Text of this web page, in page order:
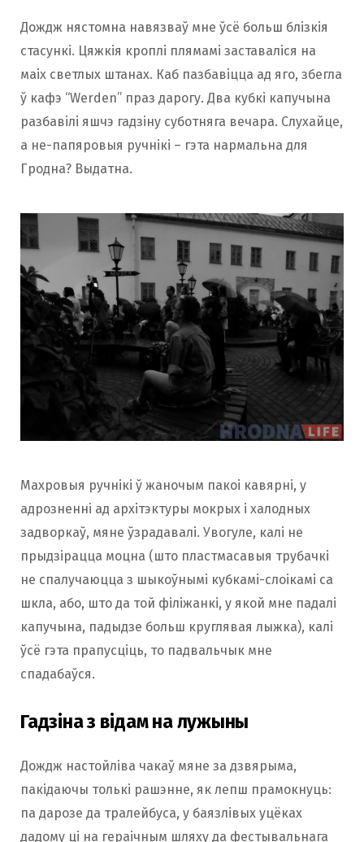
Дождж нястомна навязваў мне ўсё больш блізкія
стасункі. Цяжкія кроплі плямамі заставаліся на
маіх светлых штанах. Каб пазбавіцца ад яго, збегла
ў кафэ “Werden” праз дарогу. Два кубкі капучына
разбавілі яшчэ гадзіну суботняга вечара. Слухайце,
а не-папяровыя ручнікі – гэта нармальна для
Гродна? Выдатна.
Махровыя ручнікі ў жаночым пакоі кавярні, у
адрозненні ад архітэктуры мокрых і халодных
задворкаў, мяне ўзрадавалі. Увогуле, калі не
прыдзірацца моцна (што пластмасавыя трубачкі
не спалучаюцца з шыкоўнымі кубкамі-слоікамі са
шкла, або, што да той філіжанкі, у якой мне падалі
капучына, падыдзе больш круглявая лыжка), калі
ўсё гэта прапусціць, то падвальчык мне
спадабаўся.
Гадзіна з відам на лужыны
Дождж настойліва чакаў мяне за дзвярыма,
пакідаючы толькі рашэнне, як лепш прамокнуць:
па дарозе да тралейбуса, у баязлівых уцёках
дадому ці на гераічным шляху да фестывальнага